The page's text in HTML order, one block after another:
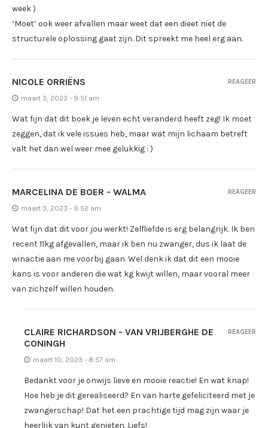
week )
‘Moet’ ook weer afvallen maar weet dat een dieet niet de
structurele oplossing gaat zijn. Dit spreekt me heel erg aan.
NICOLE ORRIËNS
maart 3, 2023 - 9:51 am
Wat fijn dat dit boek je leven echt veranderd heeft zeg! Ik moet
zeggen, dat ik vele issues heb, maar wat mijn lichaam betreft
valt het dan wel weer mee gelukkig : )
REAGEER
MARCELINA DE BOER - WALMA
maart 3, 2023 - 9:52 am
Wat fijn dat dit voor jou werkt! Zelfliefde is erg belangrijk. Ik ben
recent 11kg afgevallen, maar ik ben nu zwanger, dus ik laat de
winactie aan me voorbij gaan. Wel denk ik dat dit een mooie
kans is voor anderen die wat kg kwijt willen, maar vooral meer
van zichzelf willen houden.
REAGEER
CLAIRE RICHARDSON - VAN VRIJBERGHE DE
CONINGH
maart 10, 2023 - 8:57 am
Bedankt voor je onwijs lieve en mooie reactie! En wat knap!
Hoe heb je dit gerealiseerd? En van harte gefeliciteerd met je
zwangerschap! Dat het een prachtige tijd mag zijn waar je
heerlijk van kunt genieten. Liefs!
REAGEER